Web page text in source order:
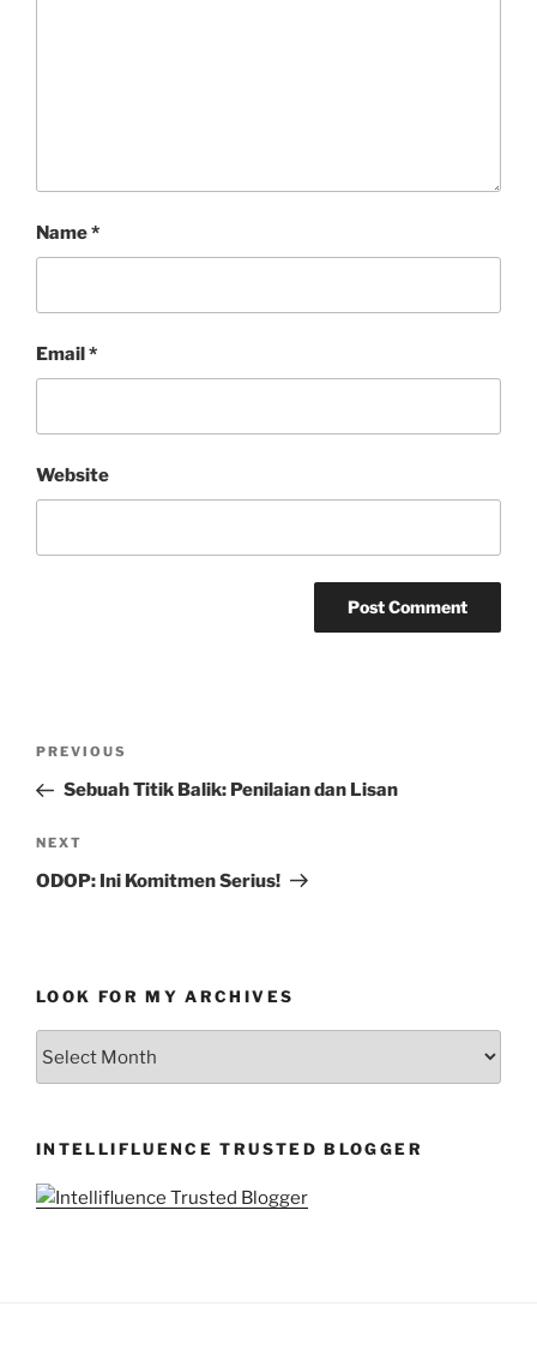
Name*
Email*
Website
Previous
Post
PREVIOUS
Sebuah Titik Balik: Penilaian dan Lisan
Next
Post
NEXT
ODOP: Ini Komitmen Serius!
LOOK FOR MY ARCHIVES
INTELLIFLUENCE TRUSTED BLOGGER